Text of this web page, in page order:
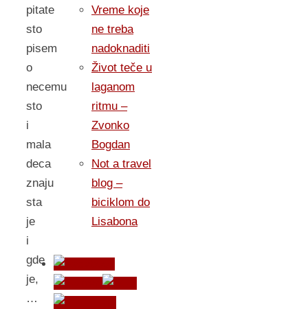
pitate
sto
pisem
o
necemu
sto
i
mala
deca
znaju
sta
je
i
gde
je,
…
Vreme koje
ne treba
nadoknaditi
Život teče u
laganom
ritmu –
Zvonko
Bogdan
Not a travel
blog –
biciklom do
Lisabona